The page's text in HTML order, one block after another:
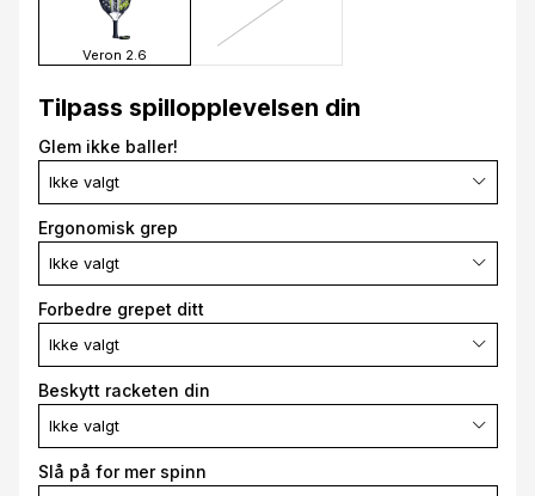
Veron 2.6
Tilpass spillopplevelsen din
Glem ikke baller!
Ikke valgt
Ergonomisk grep
Ikke valgt
Forbedre grepet ditt
Ikke valgt
Beskytt racketen din
Ikke valgt
Slå på for mer spinn